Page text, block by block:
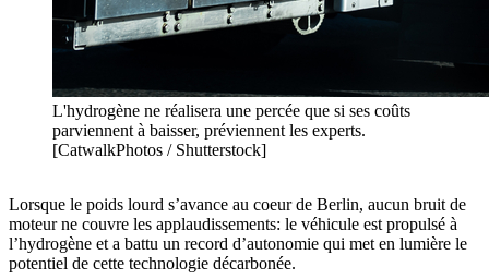
L'hydrogène ne réalisera une percée que si ses coûts
parviennent à baisser, préviennent les experts.
[CatwalkPhotos / Shutterstock]
Lorsque le poids lourd s’avance au coeur de Berlin, aucun bruit de
moteur ne couvre les applaudissements: le véhicule est propulsé à
l’hydrogène et a battu un record d’autonomie qui met en lumière le
potentiel de cette technologie décarbonée.